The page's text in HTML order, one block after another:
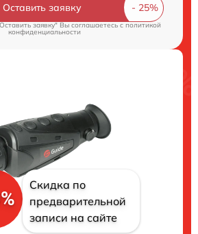
Оставить заявку
заявку" Вы соглашаетесь cполитикой
конфиденциальности
Скидка по
предварительной
записи на сайте